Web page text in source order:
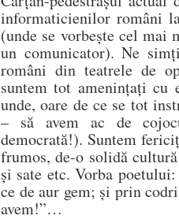
informaticienilor români
(unde se vorbeşte cel mai
un comunicator). Ne
români din teatrele de
suntem tot ameninţaţi cu
unde, oare de ce se tot
– să avem ac de
democrată!). Suntem
frumos, de-o solidă
şi sate etc. Vorba
ce de aur gem; şi prin
avem!”…